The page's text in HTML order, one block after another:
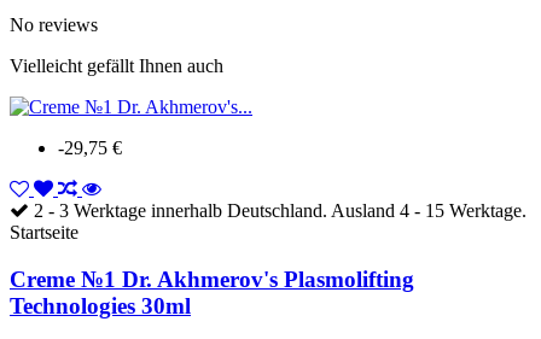
No reviews
Vielleicht gefällt Ihnen auch
-29,75 €
2 - 3 Werktage innerhalb Deutschland. Ausland 4 - 15 Werktage.
Startseite
Creme №1 Dr. Akhmerov's Plasmolifting
Technologies 30ml